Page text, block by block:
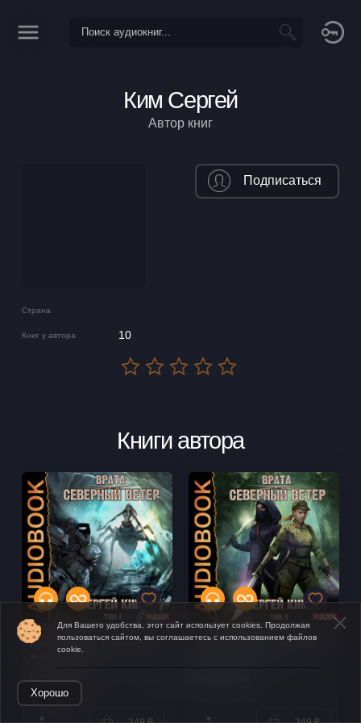
Ким Сергей
Автор книг
Страна
Книг у автора 10
Подписаться
Книги автора
Врата. Книга 3. Северный
ветер. Том 4
Врата. Книга 3. Северный
Для Вашего удобства, этот сайт использует cookies. Продолжая
пользоваться сайтом, вы соглашаетесь с использованием файлов
cookie.
Хорошо